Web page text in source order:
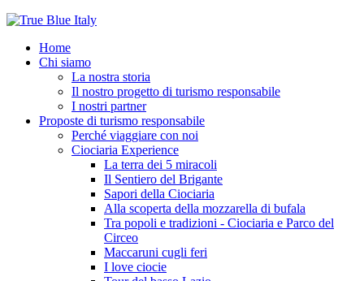
Home
Chi siamo
La nostra storia
Il nostro progetto di turismo responsabile
I nostri partner
Proposte di turismo responsabile
Perché viaggiare con noi
Ciociaria Experience
La terra dei 5 miracoli
Il Sentiero del Brigante
Sapori della Ciociaria
Alla scoperta della mozzarella di bufala
Tra popoli e tradizioni - Ciociaria e Parco del
Circeo
Maccaruni cugli feri
I love ciocie